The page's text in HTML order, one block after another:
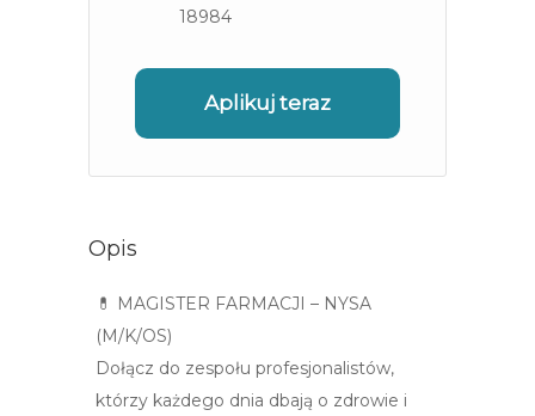
18984
Aplikuj teraz
Opis
💊 MAGISTER FARMACJI – NYSA
(M/K/OS)
Dołącz do zespołu profesjonalistów,
którzy każdego dnia dbają o zdrowie i